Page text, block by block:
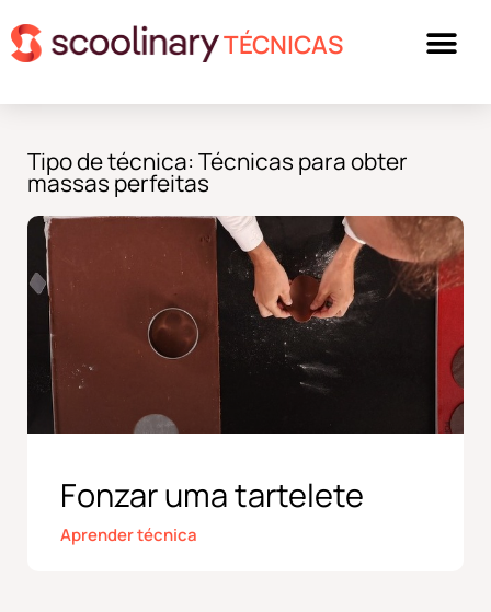
TÉCNICAS
Tipo de técnica: Técnicas para obter
massas perfeitas
Fonzar uma tartelete
Aprender técnica